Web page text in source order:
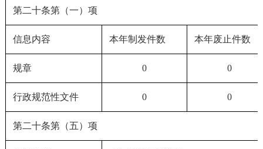
第二十条第（一）项
信息内容 本年制发件数 本年废止件数
规章 0 0
行政规范性文件 0 0
第二十条第（五）项